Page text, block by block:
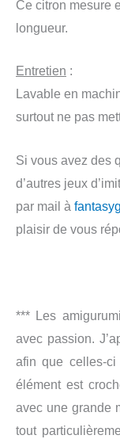
Ce citron mesure
longueur.
Entretien :
Lavable en
surtout ne pas
Si vous avez des
d’autres jeux
par mail à
plaisir de vous
*** Les
avec passion.
afin que celles-ci
élément est
avec une grande
tout